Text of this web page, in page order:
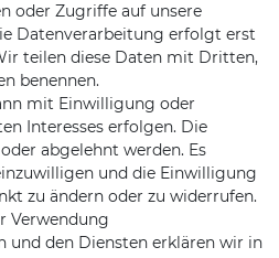
oder Zugriffe auf unsere
Datenverarbeitung erfolgt erst
teilen diese Daten mit Dritten,
benennen.
mit Einwilligung oder
Interesses erfolgen. Die
abgelehnt werden. Es
und die Einwilligung
zu ändern oder zu widerrufen.
Verwendung
und den Diensten erklären wir in